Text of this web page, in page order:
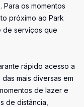
Para os momentos
próximo ao Park
de serviços que
rápido acesso a
mais diversas em
de lazer e
de distância,